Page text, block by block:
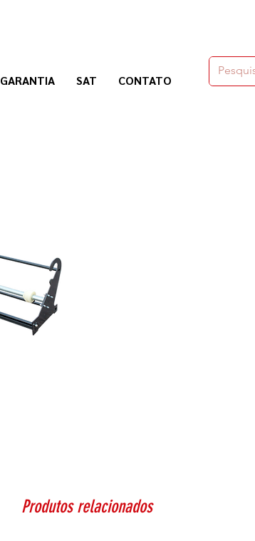
Nogosa Soluciones Constructivas
GARANTIA SAT CONTATO
Produtos relacionados